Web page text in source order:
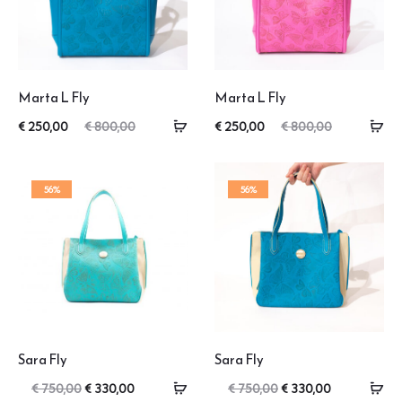
Marta L Fly
€800,00
Il
originale
€250,00
Il
Marta L Fly
€800,00
Il
originale
€ 800,00.
€250,00
Il
56%
Sara Fly
€750,00Il
€ 330,00Il
56%
Sara Fly
€750,00Il
€ 330,00Il